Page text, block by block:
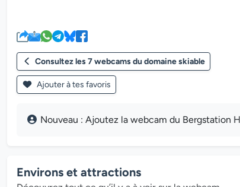
Consultez les 7 webcams du domaine skiable
Ajouter à tes favoris
Nouveau : Ajoutez la webcam du Bergstation
Environs et attractions